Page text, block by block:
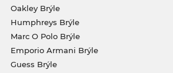
Oakley Brýle
Humphreys Brýle
Marc O Polo Brýle
Emporio Armani Brýle
Guess Brýle